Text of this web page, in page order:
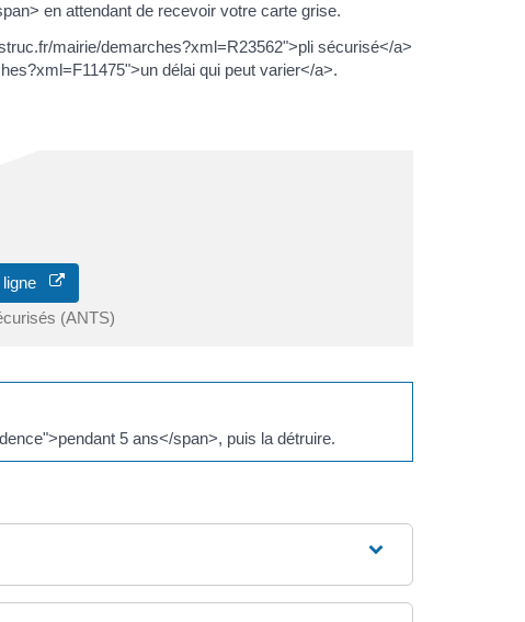
en attendant de recevoir votre carte grise.
mairie/demarches?xml=R23562">pli sécurisé</a>
délai qui peut varier</a>.
ligne
(ANTS)
5 ans</span>, puis la détruire.